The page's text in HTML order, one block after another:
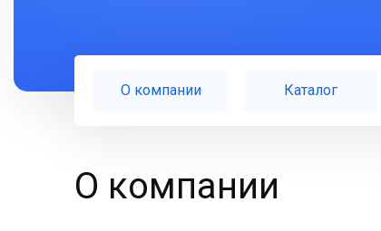
О компании Каталог
О компании